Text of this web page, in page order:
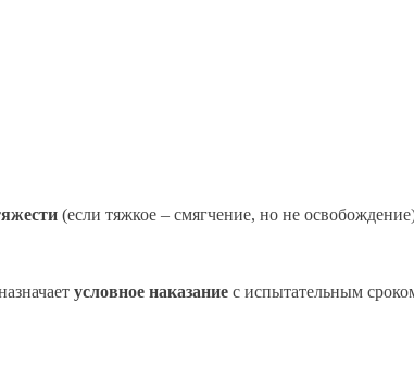
(если тяжкое – смягчение, но не
условное наказание с испытательным